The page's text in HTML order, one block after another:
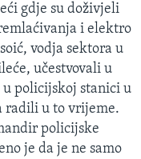
gdje su doživjeli
i elektro
vodja sektora u
učestvovali u
policijskoj stanici u
radili u to vrijeme.
policijske
je da je ne samo